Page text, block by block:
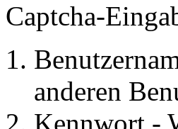
Captcha-
anderen